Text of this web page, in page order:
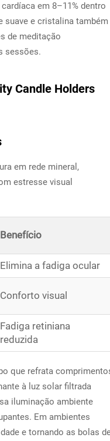
em 8–11% dentro
suave e cristalina também
de meditação
sessões.
em rede mineral,
estresse visual
Benefício
Elimina a fadiga ocular
Conforto visual
Fadiga retiniana
reduzida
que refrata
à luz solar filtrada
iluminação ambiente
Em ambientes
e tornando as bolas